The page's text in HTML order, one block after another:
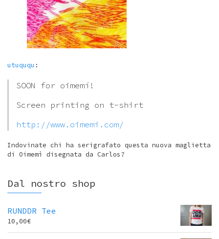
utuququ :
SOON for oimemí!
Screen printing on t-shirt
http://www.oimemi.com/
Indovinate chi ha serigrafato questa nuova maglietta
di Oimemì disegnata da Carlos?
Dal nostro shop
RUNDDR Tee
10,00€